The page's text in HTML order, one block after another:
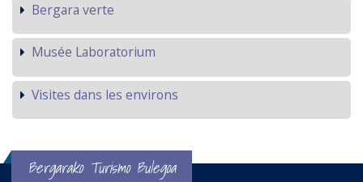
Bergara verte
Musée Laboratorium
Visites dans les environs
Bergarako Turismo Bulegoa